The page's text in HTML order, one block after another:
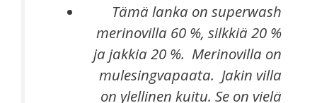
Tämä lanka on superwash
merinovilla 60 %, silkkiä 20 %
ja jakkia 20 %. Merinovilla on
mulesingvapaata. Jakin villa
on ylellinen kuitu. Se on vielä